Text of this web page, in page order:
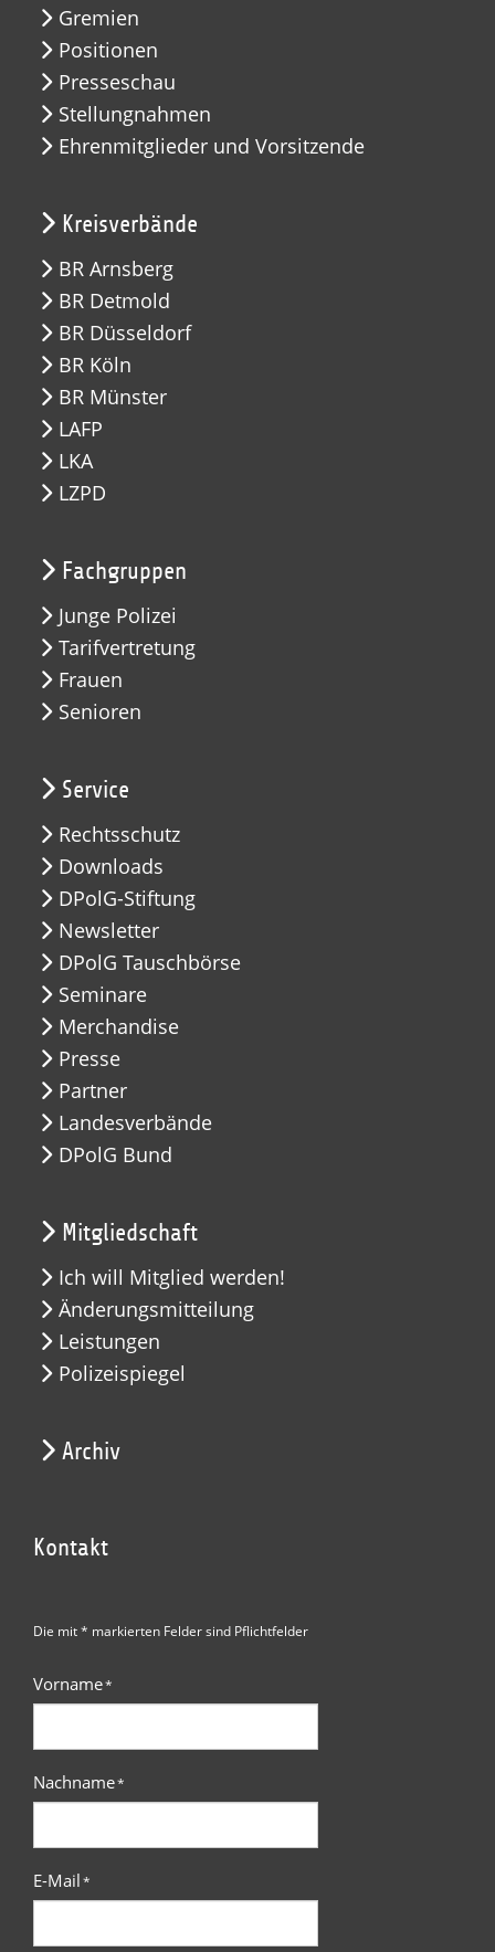
Gremien
Positionen
Presseschau
Stellungnahmen
Ehrenmitglieder und Vorsitzende
Kreisverbände
BR Arnsberg
BR Detmold
BR Düsseldorf
BR Köln
BR Münster
LAFP
LKA
LZPD
Fachgruppen
Junge Polizei
Tarifvertretung
Frauen
Senioren
Service
Rechtsschutz
Downloads
DPolG-Stiftung
Newsletter
DPolG Tauschbörse
Seminare
Merchandise
Presse
Partner
Landesverbände
DPolG Bund
Mitgliedschaft
Ich will Mitglied werden!
Änderungsmitteilung
Leistungen
Polizeispiegel
Archiv
Kontakt
Die mit * markierten Felder sind Pflichtfelder
Vorname*
Nachname*
E-Mail*